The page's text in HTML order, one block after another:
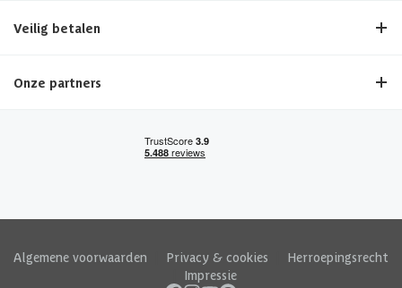
Veilig betalen
Onze partners
Algemene voorwaarden Privacy & cookies
Herroepingsrecht
Impressie